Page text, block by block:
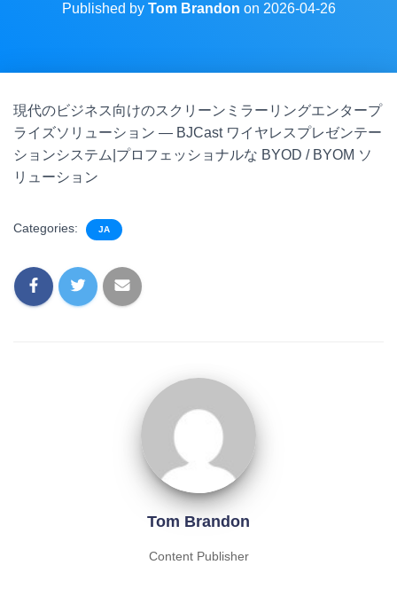
Published by Tom Brandon on 2026-04-26
現代のビジネス向けのスクリーンミラーリングエンタープ
ライズソリューション — BJCast ワイヤレスプレゼンテー
ションシステム|プロフェッショナルな BYOD / BYOM ソ
リューション
Categories: JA
Tom Brandon
Content Publisher